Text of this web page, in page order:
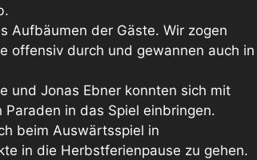
Aufbäumen der Gäste. Wir zogen
offensiv durch und gewannen auch in
und Jonas Ebner konnten sich mit
in das Spiel einbringen.
beim Auswärtsspiel in
in die Herbstferienpause zu gehen.